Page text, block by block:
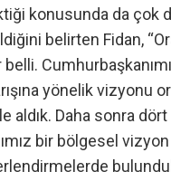
konusunda da çok
belirten Fidan,
yönelik vizyonu
aldık. Daha sonra
bir bölgesel